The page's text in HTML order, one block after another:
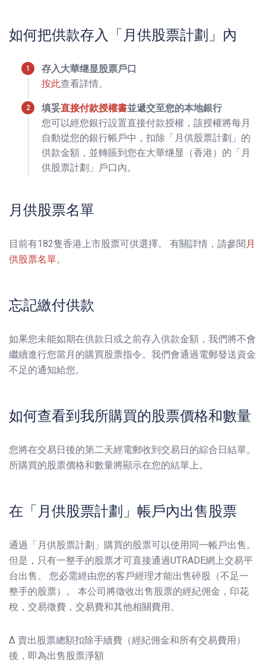
如何把供款存入「月供股票計劃」內
存入大華继显股票戶口
按此查看詳情。
填妥直接付款授權書並遞交至您的本地銀行
您可以經您銀行設置直接付款授權，該授權將每月
自動從您的銀行帳戶中，扣除「月供股票計劃」的
供款金額，並轉賬到您在大華继显（香港）的「月
供股票計劃」戶口內。
月供股票名單
目前有182隻香港上市股票可供選擇。 有關詳情，請參閱月
供股票名單。
忘記繳付供款
如果您未能如期在供款日或之前存入供款金額，我們將不會
繼續進行您當月的購買股票指令。我們會通過電郵發送資金
不足的通知給您。
如何查看到我所購買的股票價格和數量
您將在交易日後的第二天經電郵收到交易日的綜合日結單。
所購買的股票價格和數量將顯示在您的結單上。
在「月供股票計劃」帳戶內出售股票
通過「月供股票計劃」購買的股票可以使用同一帳戶出售。
但是，只有一整手的股票才可直接通過UTRADE網上交易平
台出售。 您必需經由您的客戶經理才能出售碎股（不足一
整手的股票）。 本公司將徵收出售股票的經紀佣金，印花
稅，交易徵費，交易費和其他相關費用。
Δ 賣出股票總額扣除手續費（經紀佣金和所有交易費用）
後，即為出售股票淨額